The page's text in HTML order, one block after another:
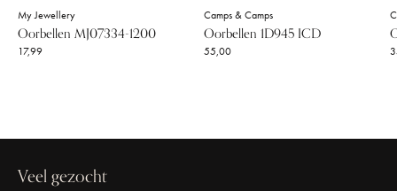
My Jewellery
Oorbellen MJ07334-1200
17,99
Camps & Camps
Oorbellen 1D945 ICD
55,00
Veel gezocht